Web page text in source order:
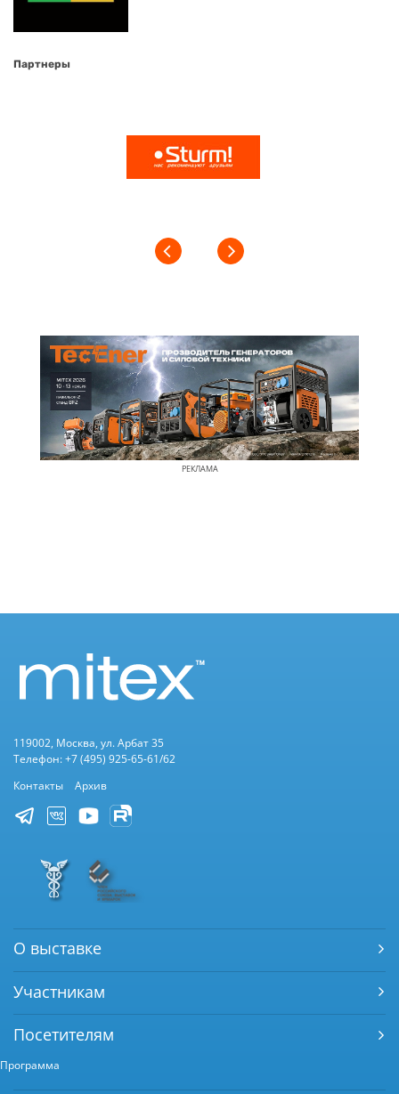
Партнеры
РЕКЛАМА
119002, Москва, ул. Арбат 35
Телефон: +7 (495) 925-65-61/62
Контакты
Архив
О выставке
Участникам
Посетителям
Программа